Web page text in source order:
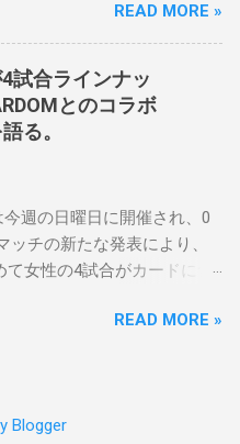
ばかりです。私は彼らを私
えている」。 スケバンの最
に行われました。日本の女
ロサンゼルスでデビュー
が YouTube で公開されてい
ラッシュ・ユウ選手を相手
功しました。 「スケバン
の可能性を感じます。若く
で行くのか、コミッショナ
なりました。この試合は木
されました。アテナは5月か
り、リング上での欠場は
が原因とされています。
オンは5月の最後の試合で怪
ましたが、それはストーリ
を防衛します。PPVでレッ
手にROH Women's TV 王
す。 木曜日の放送では、
Groundの試合でウィー
Observer
READ MORE »
試合ラインナッ
とのコラボ
る。
今週の日曜日に開催され、0
ッチの新たな発表により、
て女性の4試合がカードに含
との電話会議で、AEWのト
、私はとても興奮していま
READ MORE »
Blogger